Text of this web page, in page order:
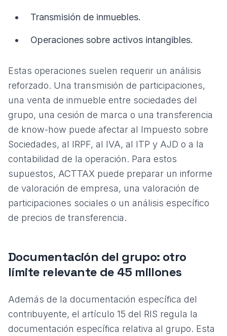
Transmisión de inmuebles.
Operaciones sobre activos intangibles.
Estas operaciones suelen requerir un análisis
reforzado. Una transmisión de participaciones,
una venta de inmueble entre sociedades del
grupo, una cesión de marca o una transferencia
de know-how puede afectar al Impuesto sobre
Sociedades, al IRPF, al IVA, al ITP y AJD o a la
contabilidad de la operación. Para estos
supuestos, ACTTAX puede preparar un informe
de valoración de empresa, una valoración de
participaciones sociales o un análisis específico
de precios de transferencia.
Documentación del grupo: otro
límite relevante de 45 millones
Además de la documentación específica del
contribuyente, el artículo 15 del RIS regula la
documentación específica relativa al grupo. Esta